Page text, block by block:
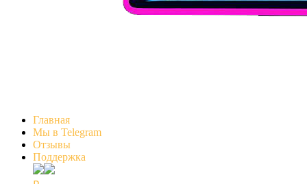
Главная
Мы в Telegram
Отзывы
Поддержка